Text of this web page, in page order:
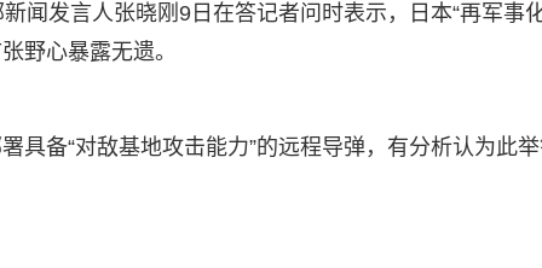
闻发言人张晓刚9日在答记者问时表示，日本“再军事
野心暴露无遗。
具备“对敌基地攻击能力”的远程导弹，有分析认为此